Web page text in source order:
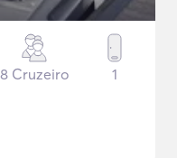
8 Cruzeiro 1